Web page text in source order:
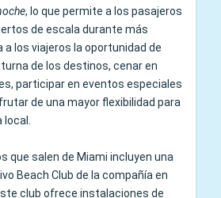
, lo que permite a los pasajeros
de escala durante más
a los viajeros la oportunidad de
de los destinos, cenar en
participar en eventos especiales
de una mayor flexibilidad para
que salen de Miami incluyen una
Beach Club de la compañía en
club ofrece instalaciones de